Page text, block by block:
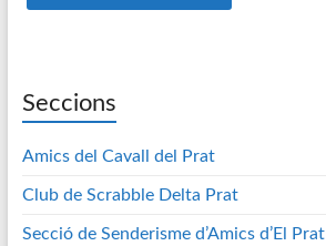
Seccions
Amics del Cavall del Prat
Club de Scrabble Delta Prat
Secció de Senderisme d’Amics d’El Prat